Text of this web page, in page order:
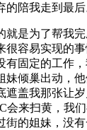
陪我走到最后
就是为了帮我
很容易实现的
有固定的工作
妹倾巢出动，
遮盖我那张让
会来扫黄，我
街的姐妹，没